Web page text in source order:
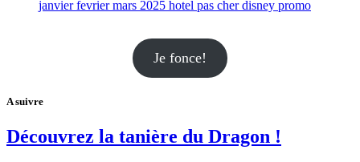
Je fonce!
A suivre
Découvrez la tanière du Dragon !